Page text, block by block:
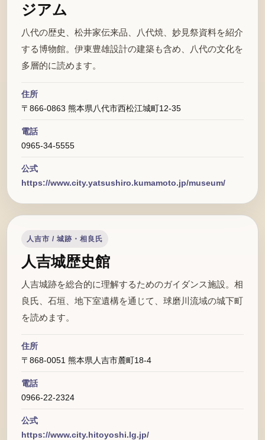
ジアム
八代の歴史、松井家伝来品、八代焼、妙見祭資料を紹介
する博物館。伊東豊雄設計の建築も含め、八代の文化を
多層的に読めます。
住所
〒866-0863 熊本県八代市西松江城町12-35
電話
0965-34-5555
公式
https://www.city.yatsushiro.kumamoto.jp/museum/
人吉市 / 城跡・相良氏
人吉城歴史館
人吉城跡を総合的に理解するためのガイダンス施設。相
良氏、石垣、地下室遺構を通じて、球磨川流域の城下町
を読めます。
住所
〒868-0051 熊本県人吉市麓町18-4
電話
0966-22-2324
公式
https://www.city.hitoyoshi.lg.jp/